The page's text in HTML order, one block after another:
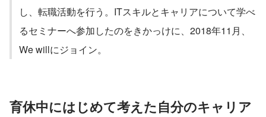
し、転職活動を行う。ITスキルとキャリアについて学べ
るセミナーへ参加したのをきかっけに、2018年11月、
We willにジョイン。
育休中にはじめて考えた自分のキャリア